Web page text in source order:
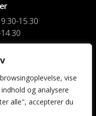
vise
og analysere
alle", accepterer du
15.30